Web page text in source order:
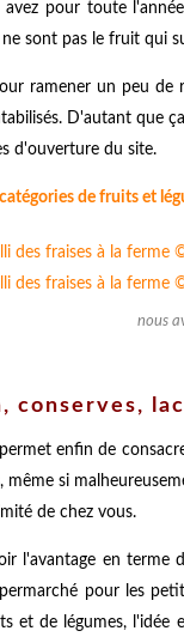
pour toute
ne sont pas le fruit qui
ramener un peu de
D'autant que
d'ouverture du site.
catégories de fruits et
nous
conserves,
enfin de
même si
de chez vous.
l'avantage en terme
pour les
et de légumes, l'idée